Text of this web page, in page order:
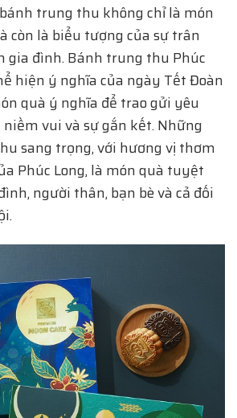
trung thu không chỉ là món
còn là biểu tượng của sự trân
gia đình. Bánh trung thu Phúc
hiện ý nghĩa của ngày Tết Đoàn
quà ý nghĩa để trao gửi yêu
vui và sự gắn kết. Những
sang trọng, với hương vị thơm
Phúc Long, là món quà tuyệt
người thân, bạn bè và cả đối